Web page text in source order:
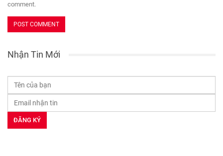
comment.
Nhận Tin Mới